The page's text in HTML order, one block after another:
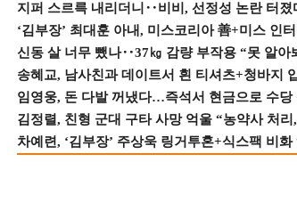
지퍼 스르륵 내리더니‥비비, 선정성 논란 터졌
‘김부장’ 최대훈 아내, 미스코리아 善+미스 인
신동 살 너무 뺐나‥37㎏ 감량 부작용 “못 알아
송혜교, 남사친과 데이트서 흰 티셔츠+청바지
임영웅, 돈 다발 꺼냈다…즉석서 현금으로 수당
김정렬, 친형 군대 구타 사망 억울 “농약사 처
차예련, ‘김부장’ 주상욱 링거투혼+식스팩 비